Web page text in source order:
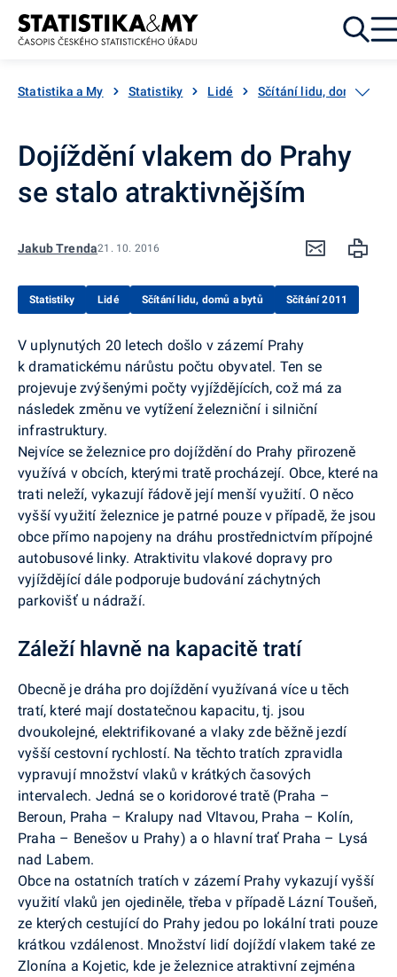
Přejít k obsahu
Statistika a My Statistiky Lidé Sčítání lidu, domů a
Dojíždění vlakem do Prahy
se stalo atraktivnějším
Jakub Trenda21. 10. 2016
Statistiky Lidé Sčítání lidu, domů a bytů Sčítání 2011
V uplynutých 20 letech došlo v zázemí Prahy
k dramatickému nárůstu počtu obyvatel. Ten se
projevuje zvýšenými počty vyjíždějících, což má za
následek změnu ve vytížení železniční i silniční
infrastruktury.
Nejvíce se železnice pro dojíždění do Prahy přirozeně
využívá v obcích, kterými tratě procházejí. Obce, které na
trati neleží, vykazují řádově její menší využití. O něco
vyšší využití železnice je patrné pouze v případě, že jsou
obce přímo napojeny na dráhu prostřednictvím přípojné
autobusové linky. Atraktivitu vlakové dopravy pro
vyjíždějící dále podporuje budování záchytných
parkovišť u nádraží.
Záleží hlavně na kapacitě tratí
Obecně je dráha pro dojíždění využívaná více u těch
tratí, které mají dostatečnou kapacitu, tj. jsou
dvoukolejné, elektrifikované a vlaky zde běžně jezdí
vyšší cestovní rychlostí. Na těchto tratích zpravidla
vypravují množství vlaků v krátkých časových
intervalech. Jedná se o koridorové tratě (Praha –
Beroun, Praha – Kralupy nad Vltavou, Praha – Kolín,
Praha – Benešov u Prahy) a o hlavní trať Praha – Lysá
nad Labem.
Obce na ostatních tratích v zázemí Prahy vykazují vyšší
využití vlaků jen ojediněle, třeba v případě Lázní Toušeň,
ze kterých cestující do Prahy jedou po lokální trati pouze
krátkou vzdálenost. Množství lidí dojíždí vlakem také ze
Zlonína a Kojetic, kde je železnice atraktivní zejména